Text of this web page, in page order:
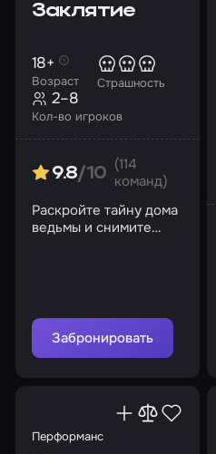
Заклятие
Возраст
18+
Страшность
Кол-во игроков
2–8
9.8/10
(114
команд)
Раскройте тайну дома
ведьмы и снимите
Забронировать
Перформанс